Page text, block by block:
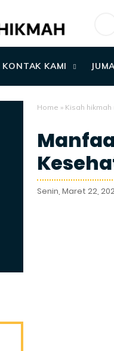
KONTAK KAMI
Home » Kisah hikmah
Senin, Maret 22,